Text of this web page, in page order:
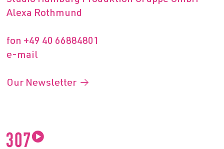
Alexa Rothmund
fon +49 40 66884801
e-mail
Our Newsletter